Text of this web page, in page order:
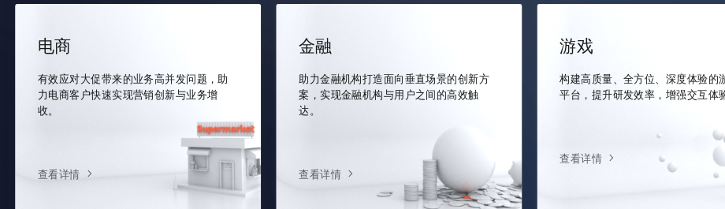
电商
有效应对大促带来的业务高并发问题，助
力电商客户快速实现营销创新与业务增
收。
查看详情
金融
助力金融机构打造面向垂直场景的创新方
案，实现金融机构与用户之间的高效触
达。
查看详情
游戏
构建高质量、全方位、深度体验的
平台，提升研发效率，增强交互体验
查看详情